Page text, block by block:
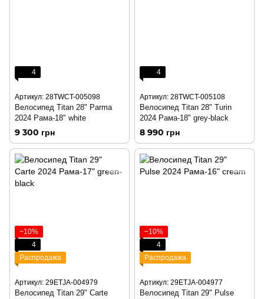
4
Артикул: 28TWCT-005098
Велосипед Titan 28" Parma
2024 Рама-18" white
9 300 грн
4
Артикул: 28TWCT-005108
Велосипед Titan 28" Turin
2024 Рама-18" grey-black
8 990 грн
−10%
4
Распродажа
Артикул: 29ETJA-004979
Велосипед Titan 29" Carte
−10%
4
Распродажа
Артикул: 29ETJA-004977
Велосипед Titan 29" Pulse